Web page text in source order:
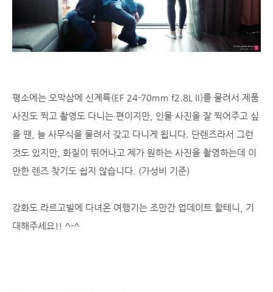
평소에는 오막삼에 신계륵(EF 24-70mm f2.8L II)를 물려서 제품
사진도 찍고 촬영도 다니는 편이지만, 인물 사진을 잘 찍어주고 싶
을 땐, 늘 사무식을 물려서 갖고 다니게 됩니다. 단렌즈라서 그런
것도 있지만, 화질이 뛰어나고 제가 원하는 사진을 촬영하는데 이
만한 렌즈 찾기도 쉽지 않습니다. (가성비 기준)
강화도 라르고빌에 다녀온 여행기는 조만간 업데이트 할테니, 기
대해주세요!! ^-^